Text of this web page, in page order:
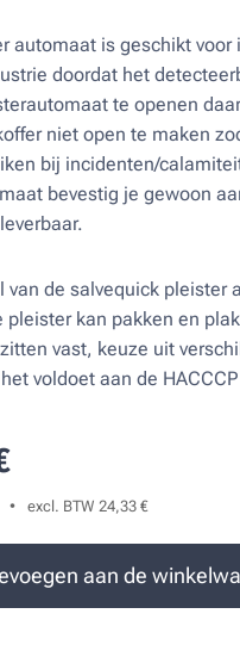
automaat is geschikt voor
doordat het
te openen
niet open te maken
bij incidenten/
bevestig je gewoon
van de salvequick pleister
pleister kan pakken en
vast, keuze uit
voldoet aan de
excl. BTW 24,33 €
aan de